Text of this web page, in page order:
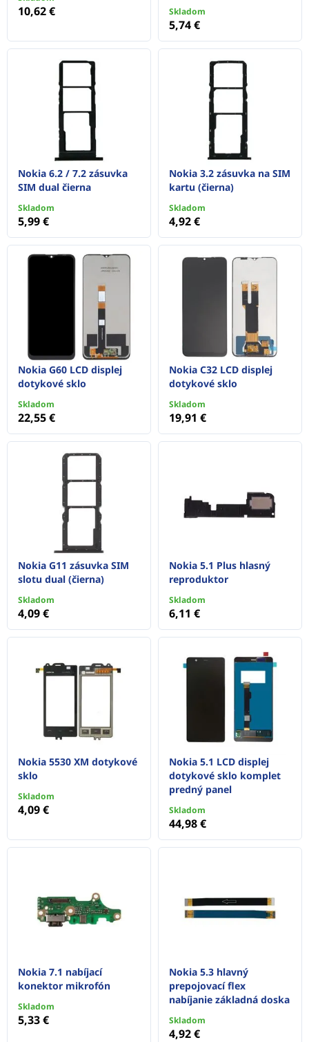
10,62 € Skladom
5,74 €
Nokia 6.2 / 7.2 zásuvka
SIM dual čierna
Skladom
5,99 €
Nokia 3.2 zásuvka na SIM
kartu (čierna)
Skladom
4,92 €
Nokia G60 LCD displej
dotykové sklo
Skladom
22,55 €
Nokia C32 LCD displej
dotykové sklo
Skladom
19,91 €
Nokia G11 zásuvka SIM
slotu dual (čierna)
Skladom
4,09 €
Nokia 5.1 Plus hlasný
reproduktor
Skladom
6,11 €
Nokia 5530 XM dotykové
sklo
Skladom
4,09 €
Nokia 5.1 LCD displej
dotykové sklo komplet
predný panel
Skladom
44,98 €
Nokia 7.1 nabíjací
konektor mikrofón
Skladom
5,33 €
Nokia 5.3 hlavný
prepojovací flex
nabíjanie základná doska
Skladom
4,92 €